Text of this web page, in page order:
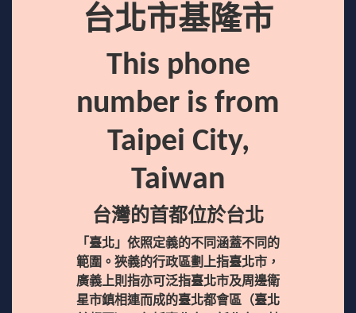
台北市基隆市
This phone
number is from
Taipei City,
Taiwan
台灣的首都位於台北
「臺北」依照定義的不同涵蓋不同的
範圍。狹義的行政區劃上指臺北市，
廣義上則指亦可泛指臺北市及周邊衛
星市鎮相連而成的臺北都會區（臺北